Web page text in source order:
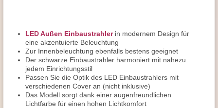
LED Außen Einbaustrahlerin modernem Design für
eine akzentuierte Beleuchtung
Zur Innenbeleuchtung ebenfalls bestens geeignet
Der schwarze Einbaustrahler harmoniert mit nahezu
jedem Einrichtungsstil
Passen Sie die Optik des LED Einbaustrahlers mit
verschiedenen Cover an (nicht inklusive)
Das Modell sorgt dank einer augenfreundlichen
Lichtfarbe für einen hohen Lichtkomfort